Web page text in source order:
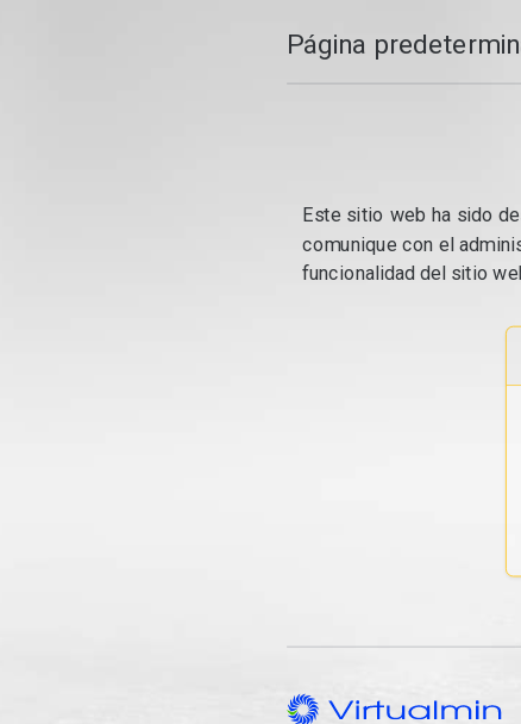
Página
Este sitio web ha sido
comunique con el
funcionalidad del sitio